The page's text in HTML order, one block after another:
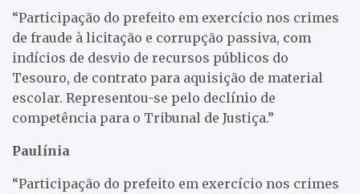
“Participação do prefeito em exercício nos crimes
de fraude à licitação e corrupção passiva, com
indícios de desvio de recursos públicos do
Tesouro, de contrato para aquisição de material
escolar. Representou-se pelo declínio de
competência para o Tribunal de Justiça.”
Paulínia
“Participação do prefeito em exercício nos crimes